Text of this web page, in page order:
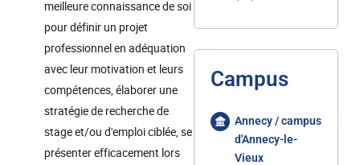
meilleure connaissance de soi
pour définir un projet
professionnel en adéquation
avec leur motivation et leurs
compétences, élaborer une
stratégie de recherche de
stage et/ou d'emploi ciblée, se
présenter efficacement lors
Campus
Annecy / campus
d'Annecy-le-
Vieux